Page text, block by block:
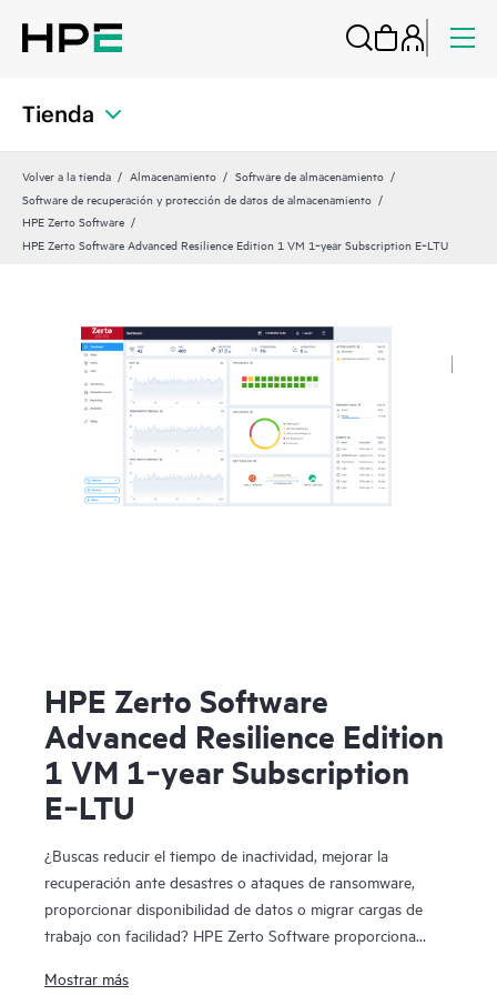
Tienda
Volver a la tienda Almacenamiento
Software de almacenamiento
Software de recuperación y protección de datos de almacenamiento
HPE Zerto Software
HPE Zerto Software Advanced Resilience Edition 1 VM 1‑year Subscription E‑LTU
HPE Zerto Software
Advanced Resilience Edition
1 VM 1‑year Subscription
E‑LTU
¿Buscas reducir el tiempo de inactividad, mejorar la
recuperación ante desastres o ataques de ransomware,
proporcionar disponibilidad de datos o migrar cargas de
trabajo con facilidad? HPE Zerto Software proporciona
movilidad de cargas de trabajo en entornos virtualizados y
Mostrar más